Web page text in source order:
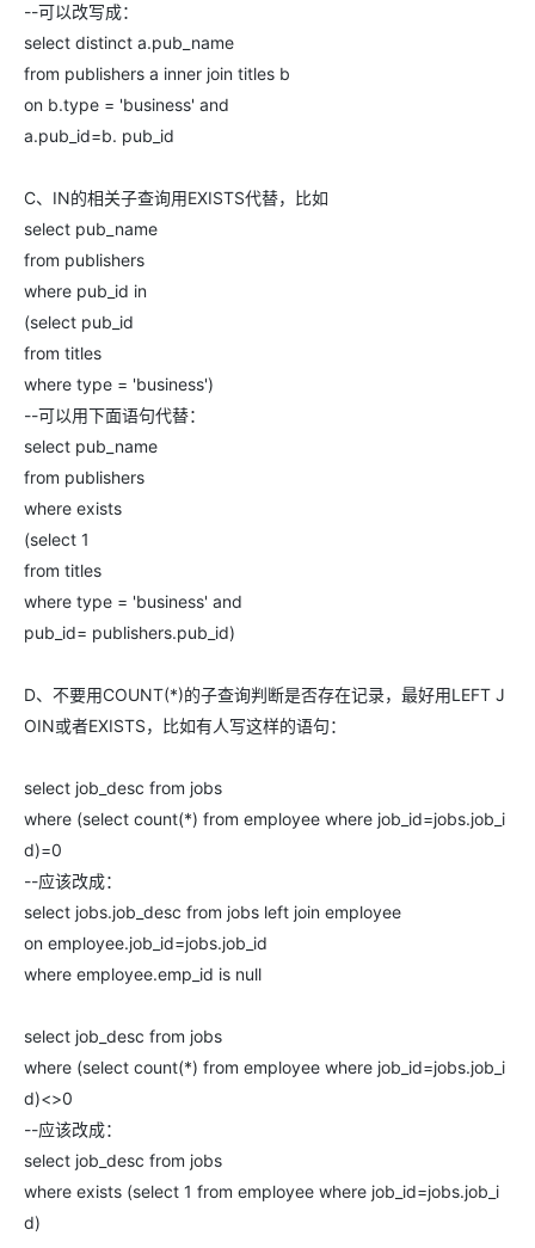
--可以改写成：
select distinct a.pub_name
from publishers a inner join titles b
on b.type = 'business' and
a.pub_id=b. pub_id
C、IN的相关子查询用EXISTS代替，比如
select pub_name
from publishers
where pub_id in
(select pub_id
from titles
where type = 'business')
--可以用下面语句代替：
select pub_name
from publishers
where exists
(select 1
from titles
where type = 'business' and
pub_id= publishers.pub_id)
D、不要用COUNT(*)的子查询判断是否存在记录，最好用LEFT J
OIN或者EXISTS，比如有人写这样的语句：
select job_desc from jobs
where (select count(*) from employee where job_id=jobs.job_i
d)=0
--应该改成：
select jobs.job_desc from jobs left join employee
on employee.job_id=jobs.job_id
where employee.emp_id is null
select job_desc from jobs
where (select count(*) from employee where job_id=jobs.job_i
d)<>0
--应该改成：
select job_desc from jobs
where exists (select 1 from employee where job_id=jobs.job_i
d)